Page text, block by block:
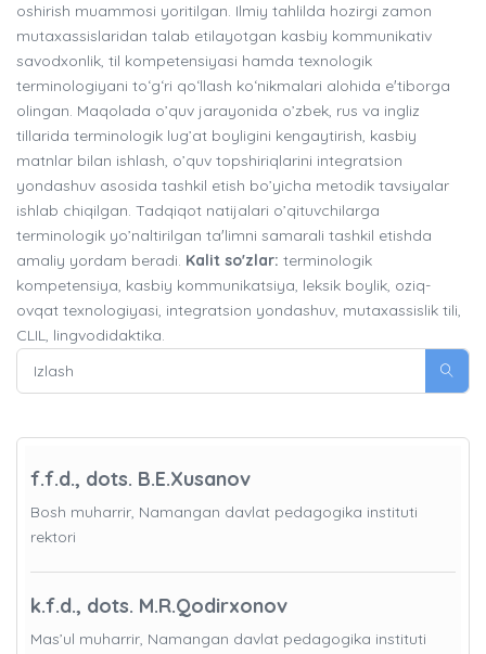
oshirish muammosi yoritilgan. Ilmiy tahlilda hozirgi zamon
mutaxassislaridan talab etilayotgan kasbiy kommunikativ
savodxonlik, til kompetensiyasi hamda texnologik
terminologiyani toʻgʻri qoʻllash koʻnikmalari alohida eʼtiborga
olingan. Maqolada o’quv jarayonida o’zbek, rus va ingliz
tillarida terminologik lug’at boyligini kengaytirish, kasbiy
matnlar bilan ishlash, o’quv topshiriqlarini integratsion
yondashuv asosida tashkil etish bo’yicha metodik tavsiyalar
ishlab chiqilgan. Tadqiqot natijalari o’qituvchilarga
terminologik yo’naltirilgan taʼlimni samarali tashkil etishda
amaliy yordam beradi. Kalit so'zlar: terminologik
kompetensiya, kasbiy kommunikatsiya, leksik boylik, oziq-
ovqat texnologiyasi, integratsion yondashuv, mutaxassislik tili,
CLIL, lingvodidaktika.
f.f.d., dots. B.E.Xusanov
Bosh muharrir, Namangan davlat pedagogika instituti
rektori
k.f.d., dots. M.R.Qodirxonov
Mas’ul muharrir, Namangan davlat pedagogika instituti